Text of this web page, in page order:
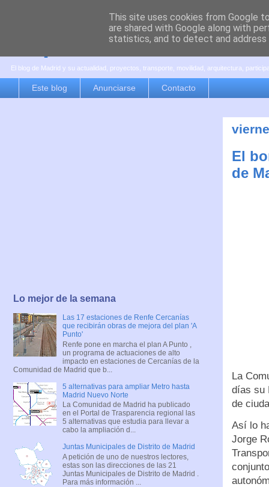
es por madrid
El blog de Madrid y su actualidad, proyectos, transporte, movilidad, arquitectura,
Este blog Anunciarse Contacto
El
de
La
días su
de
Así lo
Jorge
Lo mejor de la semana
Las 17 estaciones de Renfe Cercanías
que recibirán obras de mejora del plan 'A
Punto'
Renfe pone en marcha el plan A Punto ,
un programa de actuaciones de alto
impacto en estaciones de Cercanías de la
Comunidad de Madrid que b...
5 alternativas para ampliar Metro hasta
Madrid Nuevo Norte
La Comunidad de Madrid ha publicado
en el Portal de Trasparencia regional las
5 alternativas que estudia para llevar a
cabo la ampliación d...
Juntas Municipales de Distrito de Madrid
A petición de uno de nuestros lectores,
estas son las direcciones de las 21
Juntas Municipales de Distrito de Madrid .
Para más información ...
This site uses cookies from Google
are shared with Google along with
statistics, and to detect and address